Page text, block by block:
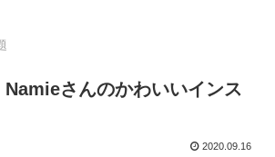
Namieさんのかわいいインス
2020.09.16